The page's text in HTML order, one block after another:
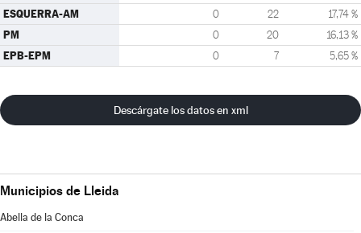
ESQUERRA-AM 0 22 17,74 %
PM 0 20 16,13 %
EPB-EPM 0 7 5,65 %
Descárgate los datos en xml
Municipios de Lleida
Abella de la Conca